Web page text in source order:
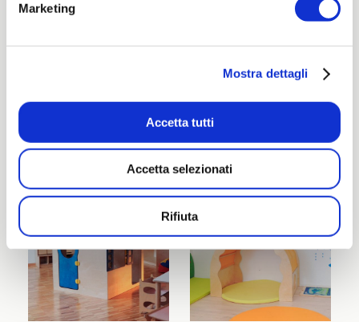
Marketing
Mostra dettagli
Accetta tutti
Accetta selezionati
Rifiuta